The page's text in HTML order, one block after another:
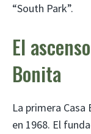
“South Park”.
El
Bonita
La primera
en 1968. El